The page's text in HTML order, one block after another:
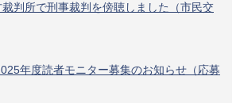
判所で刑事裁判を傍聴しました（市民交
年度読者モニター募集のお知らせ（応募